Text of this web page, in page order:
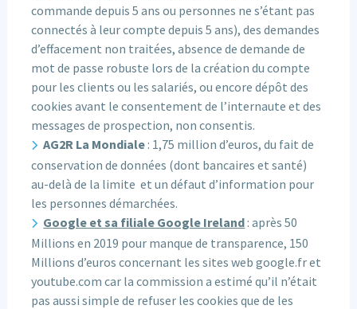
commande depuis 5 ans ou personnes ne s’étant pas
connectés à leur compte depuis 5 ans), des demandes
d’effacement non traitées, absence de demande de
mot de passe robuste lors de la création du compte
pour les clients ou les salariés, ou encore dépôt des
cookies avant le consentement de l’internaute et des
messages de prospection, non consentis.
AG2R La Mondiale : 1,75 million d’euros, du fait de
conservation de données (dont bancaires et santé)
au-delà de la limite et un défaut d’information pour
les personnes démarchées.
Google et sa filiale Google Ireland : après 50
Millions en 2019 pour manque de transparence, 150
Millions d’euros concernant les sites web google.fr et
youtube.com car la commission a estimé qu’il n’était
pas aussi simple de refuser les cookies que de les